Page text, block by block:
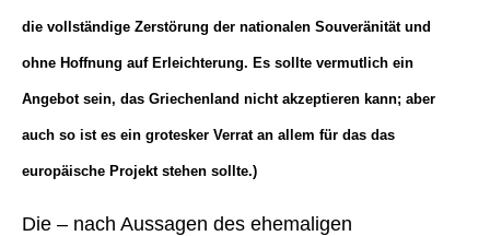
die vollständige Zerstörung der nationalen Souveränität und
ohne Hoffnung auf Erleichterung. Es sollte vermutlich ein
Angebot sein, das Griechenland nicht akzeptieren kann; aber
auch so ist es ein grotesker Verrat an allem für das das
europäische Projekt stehen sollte.)
Die – nach Aussagen des ehemaligen